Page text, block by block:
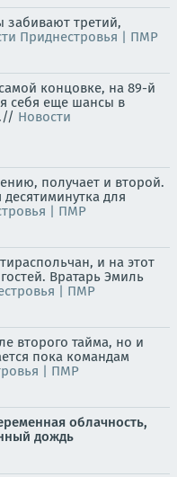
забивают третий,
Приднестровья | ПМР
концовке, на 89-й
себя еще шансы в
Новости
получает и второй.
для
| ПМР
и на этот
Вратарь Эмиль
| ПМР
второго тайма, но и
пока командам
| ПМР
облачность,
дождь